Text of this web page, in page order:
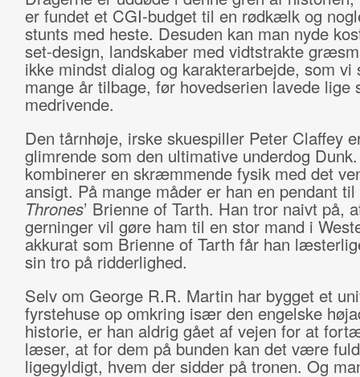
er fundet et CGI-budget til en rødkælk og
stunts med heste. Desuden kan man nyde
set-design, landskaber med vidtstrakte
ikke mindst dialog og karakterarbejde, som vi
mange år tilbage, før hovedserien lavede lige
medrivende.
Den tårnhøje, irske skuespiller Peter Claffey
glimrende som den ultimative underdog
kombinerer en skræmmende fysik med det
ansigt. På mange måder er han en pendant til
Thrones’ Brienne of Tarth. Han tror naivt på,
gerninger vil gøre ham til en stor mand i
akkurat som Brienne of Tarth får han
sin tro på ridderlighed.
Selv om George R.R. Martin har bygget et
fyrstehuse op omkring især den engelske
historie, er han aldrig gået af vejen for at
læser, at for dem på bunden kan det være
ligegyldigt, hvem der sidder på tronen. Og